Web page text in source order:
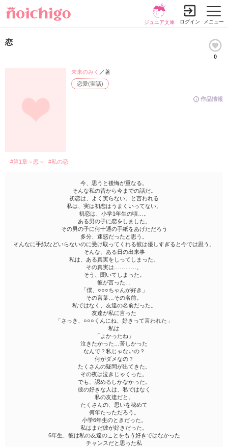
メニュー
ジュニア文庫 ログイン
恋
0
作品情報
恋愛(実話)
未来のみく ／著
#第1章～恋～ #私の恋
今、思うと後悔が重なる。
そんな私の昔から今までの話だ。
初恋は、よく実らない。と言われる
私は、実は初恋はうまくいってない。
初恋は、小学1年生の頃…。
ある男の子に恋をしました。
その男の子に何十通の手紙をあげただろう
多分、迷惑だったと思う。
そんなに手紙などいらないのに受け取ってくれる彼は優しすぎると今では思う。
そんな、ある日の出来事
私は、ある真実をしってしまった。
その真実は…………。
そう、聞いてしまった。
彼が言った…
「僕、○○○ちゃんが好き」
その言葉…その名前。
私ではなく、友達の名前だった。
友達が私に言った
「さっき、○○○くんにね、好きって言われた」
私は
「よかったね」
泣きたかった…苦しかった
なんで？私じゃないの？
何がダメなの？
たくさんの疑問が出てきた。
その夜は泣きじゃくった。
でも、認めるしかなかった。
彼の好きな人は、私ではなく
私の友達だと。
たくさんの、思いを秘めて
何年たっただろう。
小学6年生のときだった。
私はまだ彼が好きだった。
6年生、彼は私の友達のことをもう好きではなかった
チャンスだと思った私